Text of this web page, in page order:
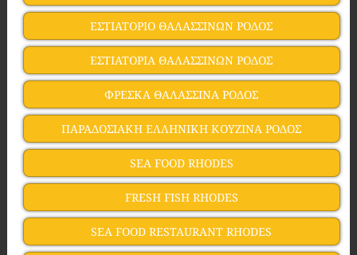
ΕΣΤΙΑΤΟΡΙΟ ΘΑΛΑΣΣΙΝΩΝ ΡΟΔΟΣ
ΕΣΤΙΑΤΟΡΙΑ ΘΑΛΑΣΣΙΝΩΝ ΡΟΔΟΣ
ΦΡΕΣΚΑ ΘΑΛΑΣΣΙΝΑ ΡΟΔΟΣ
ΠΑΡΑΔΟΣΙΑΚΗ ΕΛΛΗΝΙΚΗ ΚΟΥΖΙΝΑ ΡΟΔΟΣ
SEA FOOD RHODES
FRESH FISH RHODES
SEA FOOD RESTAURANT RHODES